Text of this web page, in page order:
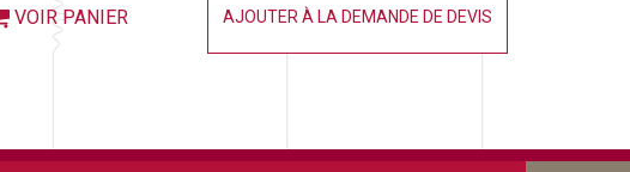
VOIR PANIER AJOUTER À LA DEMANDE DE DEVIS